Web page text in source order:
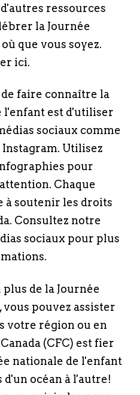
ressources
la Journée
que vous soyez.
ici.
faire connaître la
l'enfant est d'utiliser
sociaux comme
Utilisez
pour
Chaque
à soutenir les droits
Consultez notre
sociaux pour plus
de la Journée
pouvez assister
votre région ou en
(CFC) est fier
nationale de l'enfant
océan à l'autre!